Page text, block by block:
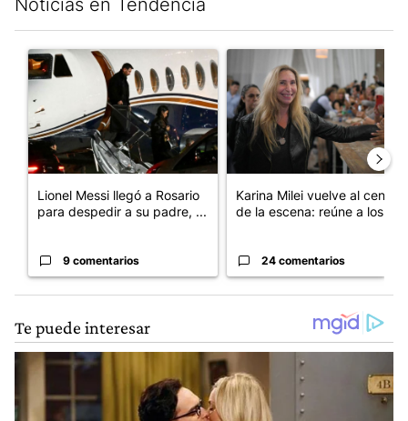
Noticias en Tendencia
Un artículo de tendencia con el título "Lionel Messi llegó a
Lionel Messi llegó a Rosario
para despedir a su padre, ...
9 comentarios
Un artículo de tendencia
Karina Milei vuelve al centro
de la escena: reúne a los...
24 comentarios